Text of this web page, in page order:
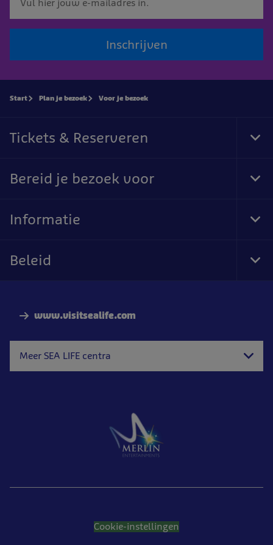
Inschrijven
www.visitsealife.com
Meer SEA LIFE centra
Start Plan je bezoek Voor je bezoek
Tickets & Reserveren
Bereid je bezoek voor
Informatie
Beleid
Cookie-instellingen